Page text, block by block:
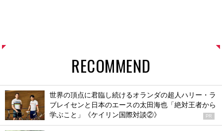
RECOMMEND
世界の頂点に君臨し続けるオランダの超人ハリー・ラ
ブレイセンと日本のエースの太田海也「絶対王者から
学ぶこと」《ケイリン国際対談②》
PR